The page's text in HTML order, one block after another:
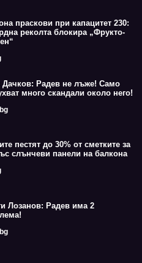
праскови при капацитет 230:
реколта блокира „Фрукто-
Дачков: Радев не лъже! Само
много скандали около него!
пестят до 30% от сметките за
слънчеви панели на балкона
Лозанов: Радев има 2